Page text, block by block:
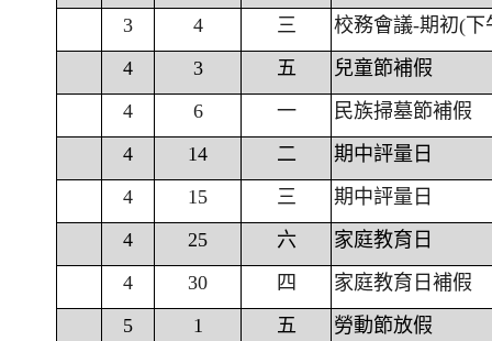
3
4 三
校務會議-期初(下
4
3 五
兒童節補假
4
6 一
民族掃墓節補假
4
14 二
期中評量日
4
15 三
期中評量日
4
25 六
家庭教育日
4
30 四
家庭教育日補假
5
1 五
勞動節放假